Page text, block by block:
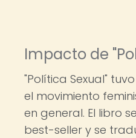
Impacto de
"Política Sexual"
el movimiento
en general. El libro
best-seller y se